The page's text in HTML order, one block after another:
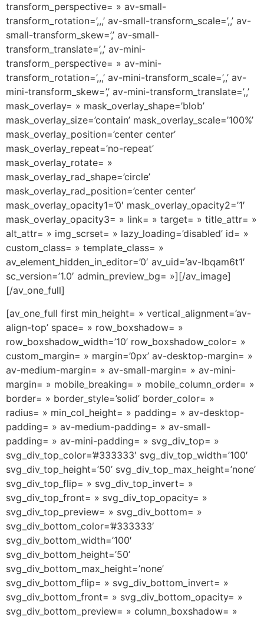
transform_perspective= » av-small-
transform_rotation=’,,,’ av-small-transform_scale=’,,’ av-
small-transform_skew=’,’ av-small-
transform_translate=’,,’ av-mini-
transform_perspective= » av-mini-
transform_rotation=’,,,’ av-mini-transform_scale=’,,’ av-
mini-transform_skew=’,’ av-mini-transform_translate=’,,’
mask_overlay= » mask_overlay_shape=’blob’
mask_overlay_size=’contain’ mask_overlay_scale=’100%’
mask_overlay_position=’center center’
mask_overlay_repeat=’no-repeat’
mask_overlay_rotate= »
mask_overlay_rad_shape=’circle’
mask_overlay_rad_position=’center center’
mask_overlay_opacity1=’0′ mask_overlay_opacity2=’1′
mask_overlay_opacity3= » link= » target= » title_attr= »
alt_attr= » img_scrset= » lazy_loading=’disabled’ id= »
custom_class= » template_class= »
av_element_hidden_in_editor=’0′ av_uid=’av-lbqam6t1′
sc_version=’1.0′ admin_preview_bg= »][/av_image]
[/av_one_full]
[av_one_full first min_height= » vertical_alignment=’av-
align-top’ space= » row_boxshadow= »
row_boxshadow_width=’10’ row_boxshadow_color= »
custom_margin= » margin=’0px’ av-desktop-margin= »
av-medium-margin= » av-small-margin= » av-mini-
margin= » mobile_breaking= » mobile_column_order= »
border= » border_style=’solid’ border_color= »
radius= » min_col_height= » padding= » av-desktop-
padding= » av-medium-padding= » av-small-
padding= » av-mini-padding= » svg_div_top= »
svg_div_top_color=’#333333′ svg_div_top_width=’100′
svg_div_top_height=’50’ svg_div_top_max_height=’none’
svg_div_top_flip= » svg_div_top_invert= »
svg_div_top_front= » svg_div_top_opacity= »
svg_div_top_preview= » svg_div_bottom= »
svg_div_bottom_color=’#333333′
svg_div_bottom_width=’100′
svg_div_bottom_height=’50’
svg_div_bottom_max_height=’none’
svg_div_bottom_flip= » svg_div_bottom_invert= »
svg_div_bottom_front= » svg_div_bottom_opacity= »
svg_div_bottom_preview= » column_boxshadow= »